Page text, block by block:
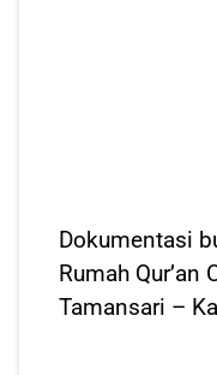
Dokumentasi
Rumah Qur’an
Tamansari –